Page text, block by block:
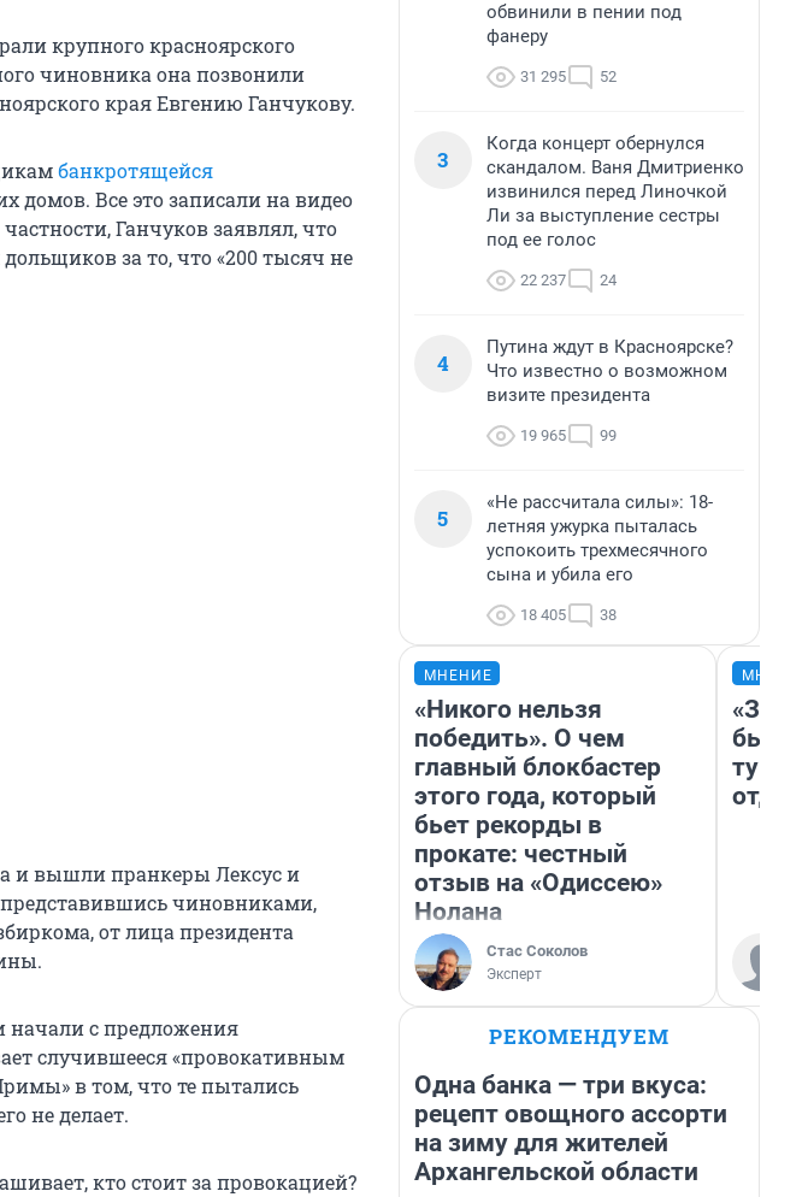
крупного красноярского
чиновника она позвонили
края Евгению Ганчукову.
банкротящейся
домов. Все это записали на видео
Ганчуков заявлял, что
за то, что «200 тысяч не
и вышли пранкеры Лексус и
представившись чиновниками,
от лица президента
начали с предложения
случившееся «провокативным
в том, что те пытались
не делает.
кто стоит за провокацией?
обвинили в пении под
фанеру
31 295 52
3
Когда концерт обернулся
скандалом. Ваня Дмитриенко
извинился перед Линочкой
Ли за выступление сестры
под ее голос
22 237 24
4
Путина ждут в Красноярске?
Что известно о возможном
визите президента
19 965 99
5
«Не рассчитала силы»: 18-
летняя ужурка пыталась
успокоить трехмесячного
сына и убила его
18 405 38
МНЕНИЕ
«Никого нельзя
победить». О чем
главный блокбастер
этого года, который
бьет рекорды в
прокате: честный
отзыв на «Одиссею»
Нолана
Стас Соколов
Эксперт
«За
были
РЕКОМЕНДУЕМ
Одна банка — три вкуса:
рецепт овощного ассорти
на зиму для жителей
Архангельской области